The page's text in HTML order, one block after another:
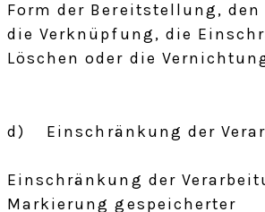
Form der Bereitstellung,
die Verknüpfung, die
Löschen oder die
d) Einschränkung der
Einschränkung der
Markierung gespeicherter